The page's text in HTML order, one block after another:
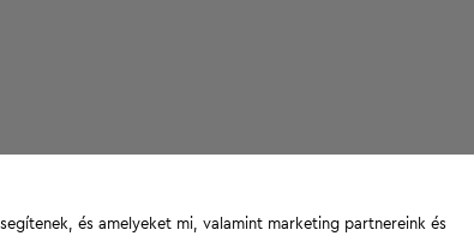
és amelyeket mi, valamint marketing partnereink és